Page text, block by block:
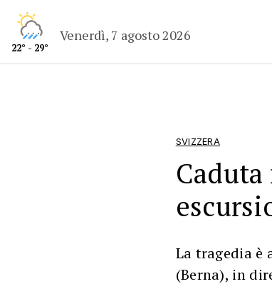
22° - 29°
Venerdì, 7 agosto 2026
SVIZZERA
La tragedia è
(Berna), in